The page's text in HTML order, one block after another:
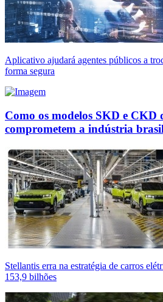
Aplicativo ajudará agentes públicos a
forma segura
Como os modelos SKD e CKD
comprometem a indústria
Stellantis erra na estratégia de carros
153,9 bilhões